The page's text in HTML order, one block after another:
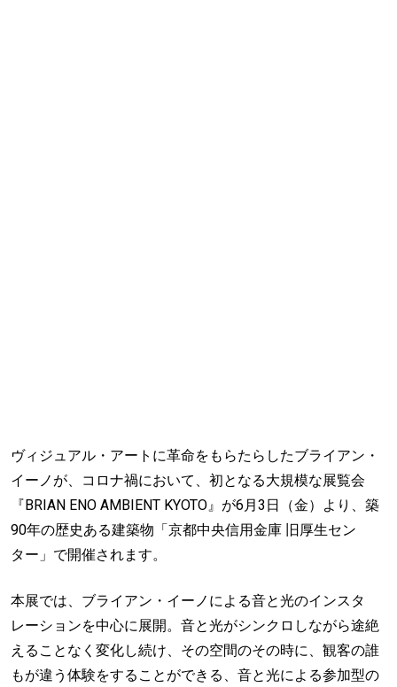
ヴィジュアル・アートに革命をもらたらしたブライアン・
イーノが、コロナ禍において、初となる大規模な展覧会
『BRIAN ENO AMBIENT KYOTO』が6月3日（金）より、築
90年の歴史ある建築物「京都中央信用金庫 旧厚生セン
ター」で開催されます。
本展では、ブライアン・イーノによる音と光のインスタ
レーションを中心に展開。音と光がシンクロしながら途絶
えることなく変化し続け、その空間のその時に、観客の誰
もが違う体験をすることができる、音と光による参加型の